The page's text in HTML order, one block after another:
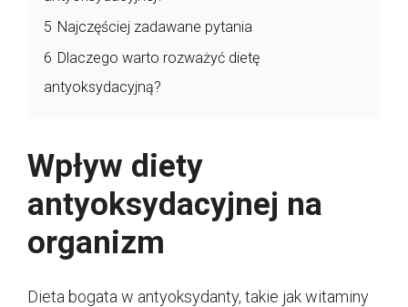
5 Najczęściej zadawane pytania
6 Dlaczego warto rozważyć dietę
antyoksydacyjną?
Wpływ diety
antyoksydacyjnej na
organizm
Dieta bogata w antyoksydanty, takie jak witaminy